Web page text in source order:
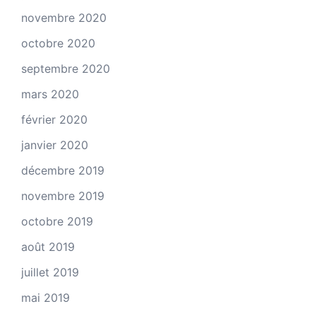
novembre 2020
octobre 2020
septembre 2020
mars 2020
février 2020
janvier 2020
décembre 2019
novembre 2019
octobre 2019
août 2019
juillet 2019
mai 2019